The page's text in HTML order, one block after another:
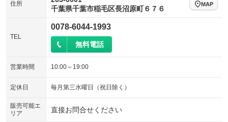
住所
千葉県千葉市稲毛区長沼原町６７６
MAP
TEL
0078-6044-1993
無料電話
営業時間 10:00～19:00
定休日 毎月第三水曜日（祝日除く）
販売可能エ
リア
直接お問合せください